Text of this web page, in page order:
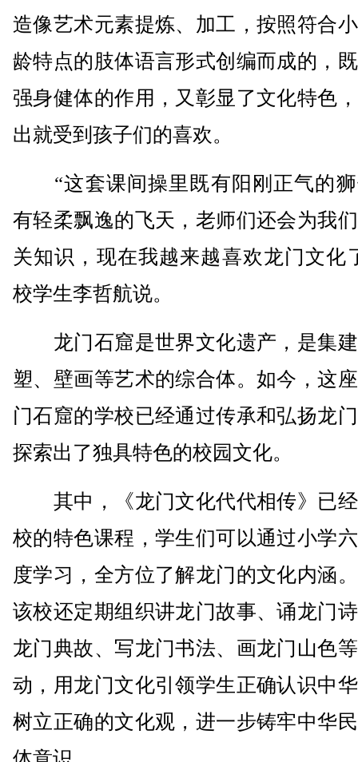
造像艺术元素提炼、加工，按照符合
龄特点的肢体语言形式创编而成的，
强身健体的作用，又彰显了文化特色
出就受到孩子们的喜欢。
“这套课间操里既有阳刚正气的狮
有轻柔飘逸的飞天，老师们还会为我
关知识，现在我越来越喜欢龙门文化
校学生李哲航说。
龙门石窟是世界文化遗产，是集
塑、壁画等艺术的综合体。如今，这
门石窟的学校已经通过传承和弘扬龙
探索出了独具特色的校园文化。
其中，《龙门文化代代相传》已
校的特色课程，学生们可以通过小学
度学习，全方位了解龙门的文化内涵
该校还定期组织讲龙门故事、诵龙门
龙门典故、写龙门书法、画龙门山色
动，用龙门文化引领学生正确认识中
树立正确的文化观，进一步铸牢中华